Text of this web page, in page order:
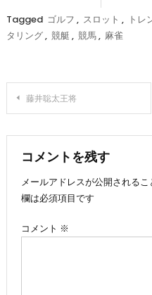
Tagged ゴルフ , スロット , トレ
タリング, 競艇 , 競馬, 麻雀
投
稿
ナ
ビ
ゲ
藤井聡太王将
コメントを残す
メールアドレスが公開されるこ
欄は必須項目です
コメント ※